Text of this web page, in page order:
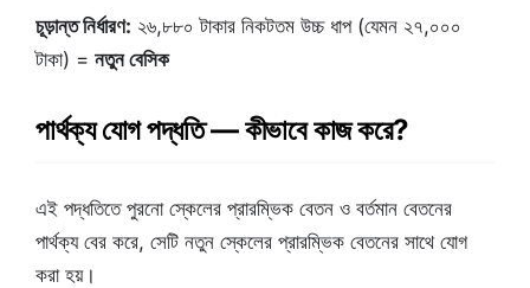
চূড়ান্ত নির্ধারণ: ২৬,৮৮০ টাকার নিকটতম উচ্চ ধাপ (যেমন ২৭,০০০
টাকা) = নতুন বেসিক
পার্থক্য যোগ পদ্ধতি — কীভাবে কাজ করে?
এই পদ্ধতিতে পুরনো স্কেলের প্রারম্ভিক বেতন ও বর্তমান বেতনের
পার্থক্য বের করে, সেটি নতুন স্কেলের প্রারম্ভিক বেতনের সাথে যোগ
করা হয়।